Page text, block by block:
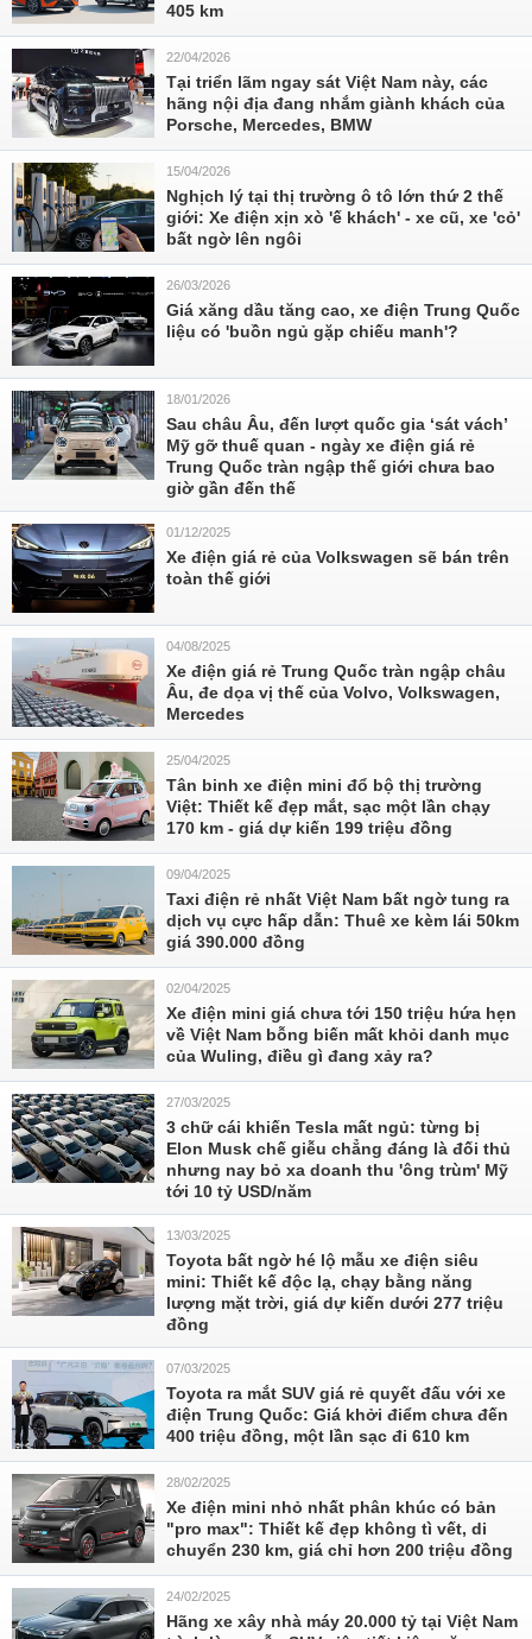
405 km
22/04/2026
Tại triển lãm ngay sát Việt Nam này, các
hãng nội địa đang nhắm giành khách của
Porsche, Mercedes, BMW
15/04/2026
Nghịch lý tại thị trường ô tô lớn thứ 2 thế
giới: Xe điện xịn xò 'ế khách' - xe cũ, xe 'cỏ'
bất ngờ lên ngôi
26/03/2026
Giá xăng dầu tăng cao, xe điện Trung Quốc
liệu có 'buồn ngủ gặp chiếu manh'?
18/01/2026
Sau châu Âu, đến lượt quốc gia ‘sát vách’
Mỹ gỡ thuế quan - ngày xe điện giá rẻ
Trung Quốc tràn ngập thế giới chưa bao
giờ gần đến thế
01/12/2025
Xe điện giá rẻ của Volkswagen sẽ bán trên
toàn thế giới
04/08/2025
Xe điện giá rẻ Trung Quốc tràn ngập châu
Âu, đe dọa vị thế của Volvo, Volkswagen,
Mercedes
25/04/2025
Tân binh xe điện mini đổ bộ thị trường
Việt: Thiết kế đẹp mắt, sạc một lần chạy
170 km - giá dự kiến 199 triệu đồng
09/04/2025
Taxi điện rẻ nhất Việt Nam bất ngờ tung ra
dịch vụ cực hấp dẫn: Thuê xe kèm lái 50km
giá 390.000 đồng
02/04/2025
Xe điện mini giá chưa tới 150 triệu hứa hẹn
về Việt Nam bỗng biến mất khỏi danh mục
của Wuling, điều gì đang xảy ra?
27/03/2025
3 chữ cái khiến Tesla mất ngủ: từng bị
Elon Musk chế giễu chẳng đáng là đối thủ
nhưng nay bỏ xa doanh thu 'ông trùm' Mỹ
tới 10 tỷ USD/năm
13/03/2025
Toyota bất ngờ hé lộ mẫu xe điện siêu
mini: Thiết kế độc lạ, chạy bằng năng
lượng mặt trời, giá dự kiến dưới 277 triệu
đồng
07/03/2025
Toyota ra mắt SUV giá rẻ quyết đấu với xe
điện Trung Quốc: Giá khởi điểm chưa đến
400 triệu đồng, một lần sạc đi 610 km
28/02/2025
Xe điện mini nhỏ nhất phân khúc có bản
"pro max": Thiết kế đẹp không tì vết, di
chuyển 230 km, giá chỉ hơn 200 triệu đồng
24/02/2025
Hãng xe xây nhà máy 20.000 tỷ tại Việt Nam